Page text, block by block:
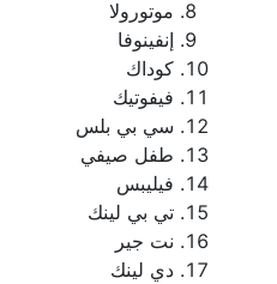
موتورولا
إنفينوفا
كوداك
فيفوتيك
سي بي بلس
طفل صيفي
فيليبس
تي بي لينك
نت جير
دي لينك